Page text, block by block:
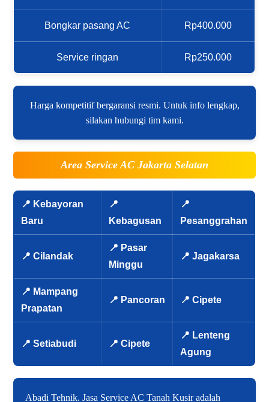
Bongkar pasang AC Rp400.000
Service ringan Rp250.000
Harga kompetitif bergaransi resmi. Untuk info lengkap,
silakan hubungi tim kami.
Area Service AC Jakarta Selatan
📍 Kebayoran
Baru
📍
Kebagusan
📍
Pesanggrahan
📍 Cilandak
📍 Pasar
Minggu
📍 Jagakarsa
📍 Mampang
Prapatan
📍 Pancoran 📍 Cipete
📍 Setiabudi 📍 Cipete
📍 Lenteng
Agung
Abadi Tehnik. Jasa Service AC Tanah Kusir adalah